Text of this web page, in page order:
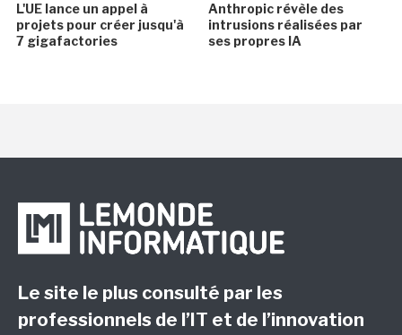
L'UE lance un appel à
projets pour créer jusqu'à
7 gigafactories
Anthropic révèle des
intrusions réalisées par
ses propres IA
Le site le plus consulté par les
professionnels de l’IT et de l’innovation